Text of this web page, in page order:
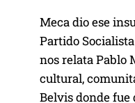
Meca dio ese
Partido
nos relata Pablo
cultural,
Belvis donde fue